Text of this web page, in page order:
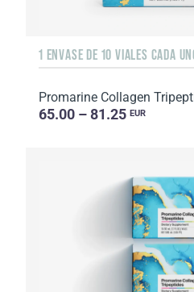
1 ENVASE DE 10 VIALES CADA
65.00 – 81.25 EUR